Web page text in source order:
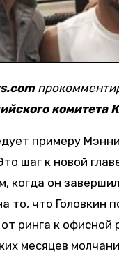
комитета
примеру
шаг к новой
когда он
то, что Головкин
ринга к
месяцев